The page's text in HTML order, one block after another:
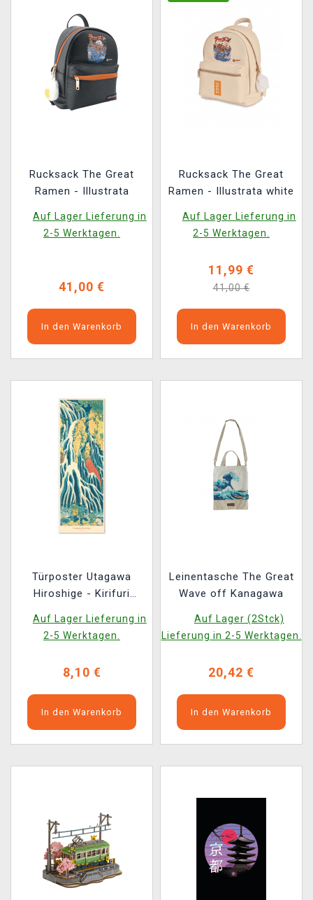
Rucksack The Great
Ramen - Illustrata
Auf Lager Lieferung in
2-5 Werktagen.
41,00 €
In den Warenkorb
Rucksack The Great
Ramen - Illustrata white
Auf Lager Lieferung in
2-5 Werktagen.
11,99 €
41,00 €
In den Warenkorb
Türposter Utagawa
Hiroshige - Kirifuri
Auf Lager Lieferung in
2-5 Werktagen.
8,10 €
In den Warenkorb
Leinentasche The Great
Wave off Kanagawa
Auf Lager (2Stck)
Lieferung in 2-5 Werktagen.
20,42 €
In den Warenkorb